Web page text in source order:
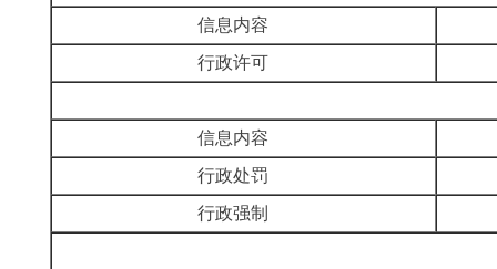
信息内容
行政许可
信息内容
行政处罚
行政强制